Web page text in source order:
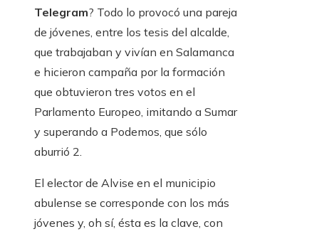
Telegram? Todo lo provocó una pareja
de jóvenes, entre los tesis del alcalde,
que trabajaban y vivían en Salamanca
e hicieron campaña por la formación
que obtuvieron tres votos en el
Parlamento Europeo, imitando a Sumar
y superando a Podemos, que sólo
aburrió 2.
El elector de Alvise en el municipio
abulense se corresponde con los más
jóvenes y, oh sí, ésta es la clave, con